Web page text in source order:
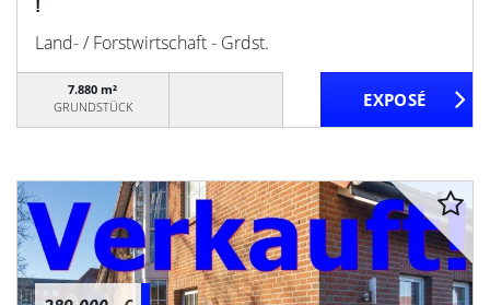
!
Land- / Forstwirtschaft - Grdst.
7.880 m²
GRUNDSTÜCK